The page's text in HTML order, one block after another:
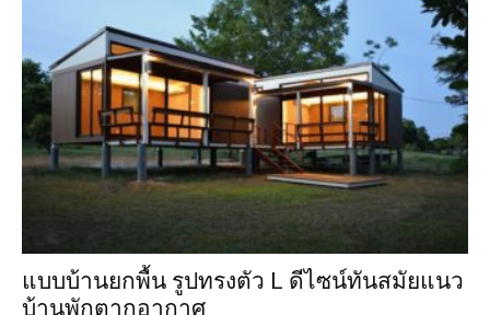
แบบบ้านยกพื้น รูปทรงตัว L ดีไซน์ทันสมัยแนว
บ้านพักตากอากาศ